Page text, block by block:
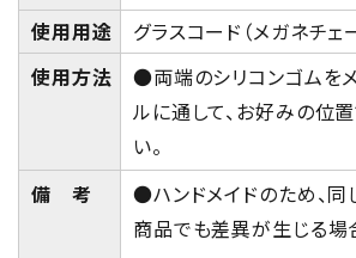
使用用途
グラスコード（メガネチェ
使用方法
●両端のシリコンゴムを
ルに通して、お好みの位
い。
備 考
●ハンドメイドのため、同
商品でも差異が生じる場